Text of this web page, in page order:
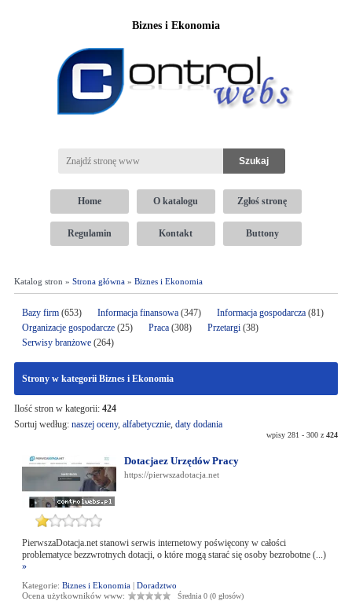
Biznes i Ekonomia
Home O katalogu Zgłoś stronę
Regulamin Kontakt Buttony
Katalog stron » Strona główna» Biznes i Ekonomia
Bazy firm(653) Informacja finansowa(347) Informacja gospodarcza(81)
Organizacje gospodarcze(25) Praca(308) Przetargi(38)
Serwisy branżowe(264)
Strony w kategorii Biznes i Ekonomia
Ilość stron w kategorii: 424
Sortuj według: naszej oceny, alfabetycznie, daty dodania
wpisy 281 - 300 z424
Dotacjaez Urzędów Pracy
https://pierwszadotacja.net
PierwszaDotacja.net stanowi serwis internetowy poświęcony w całości
problematyce bezzwrotnych dotacji, o które mogą starać się osoby bezrobotne (...)
»
Kategorie: Biznes i Ekonomia| Doradztwo
Ocena użytkowników www:
Średnia 0 (0 głosów)